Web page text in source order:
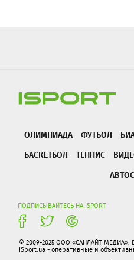
ОЛИМПИАДА ФУТБОЛ
БАСКЕТБОЛ
ТЕННИС
ПОДПИСЫВАЙТЕСЬ НА ISPORT
© 2009-2025 ООО «САНЛАЙТ МЕДИА».
iSport.ua - оперативные и